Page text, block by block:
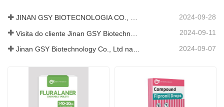
JINAN GSY BIOTECNOLOGIA CO., LTD. participou da Exposição Internacional de Pecuária do Paquistão de 2024 IPEX 2024-09-28
2024-09-11
2024-09-07